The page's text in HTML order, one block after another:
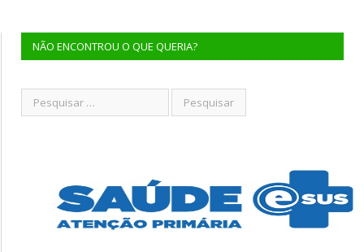
NÃO ENCONTROU O QUE QUERIA?